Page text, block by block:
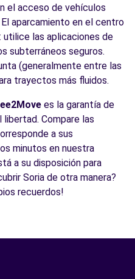
el acceso de vehículos
aparcamiento en el centro
las aplicaciones de
subterráneos seguros.
(generalmente entre las
trayectos más fluidos.
es la garantía de
Compare las
a sus
minutos en nuestra
a su disposición para
Soria de otra manera?
recuerdos!